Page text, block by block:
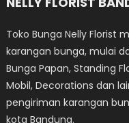
Toko Bunga Nelly Florist
karangan bunga, mulai
Bunga Papan, Standing
Mobil, Decorations dan
pengiriman karangan
kota Bandung.